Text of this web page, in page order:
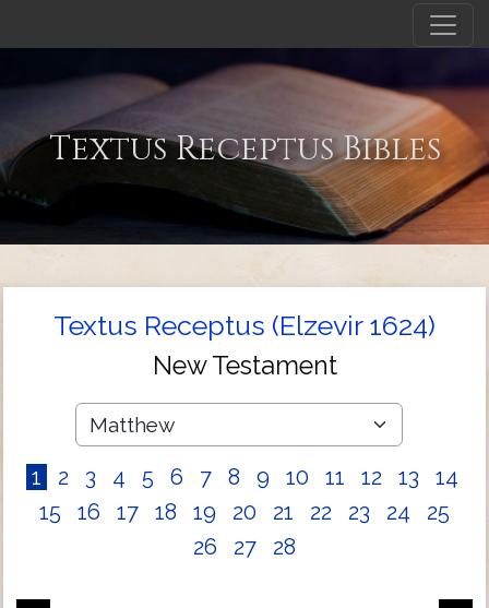
Textus Receptus Bibles
Textus Receptus (Elzevir 1624)
New Testament
1 2 3 4 5 6 7 8 9 10 11 12 13
14
15
16 17 18 19 20 21 22 23 24
25
26
27 28